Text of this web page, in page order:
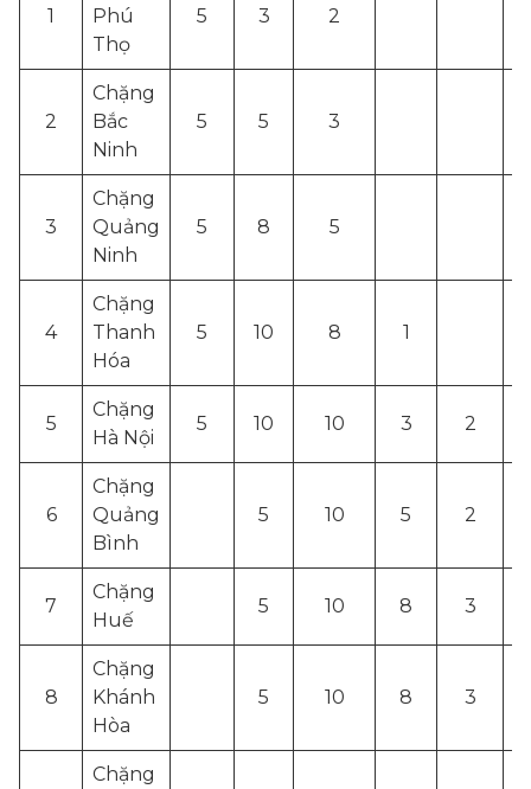
1
Phú
Thọ
5 3 2
2
Chặng
Bắc
Ninh
5 5 3
3
Chặng
Quảng
Ninh
5 8 5
4
Chặng
Thanh
Hóa
5 10 8 1
5
Chặng
Hà Nội
5 10 10 3 2
6
Chặng
Quảng
Bình
5 10 5 2
7
Chặng
Huế
5 10 8 3
8
Chặng
Khánh
Hòa
5 10 8 3
Chặng